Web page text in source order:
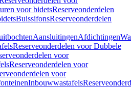
voor bidetsReserveonderdelen
BuissifonsReserveonderdelen
AansluitingenAfdichtingen
Reserveonderdelen voor Dubbele
voor
Reserveonderdelen voor
voor
Inbouwwastafels